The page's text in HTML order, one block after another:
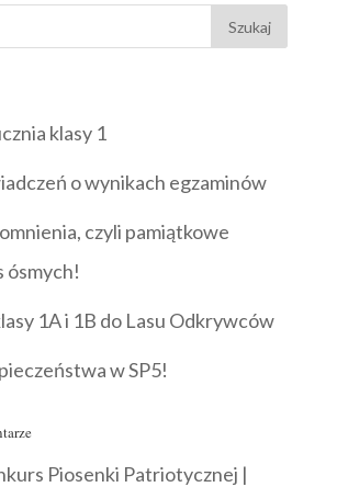
klasy 1
o wynikach egzaminów
czyli pamiątkowe
ósmych!
1A i 1B do Lasu Odkrywców
w SP5!
Piosenki Patriotycznej |